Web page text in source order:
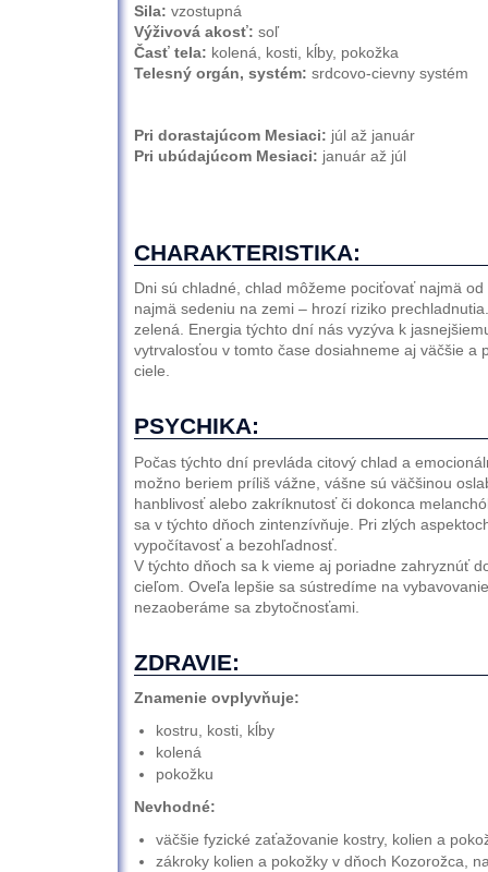
Sila: vzostupná
Výživová akosť: soľ
Časť tela: kolená, kosti, kĺby, pokožka
Telesný orgán, systém: srdcovo-cievny systém
Pri dorastajúcom Mesiaci: júl až január
Pri ubúdajúcom Mesiaci: január až júl
CHARAKTERISTIKA:
Dni sú chladné, chlad môžeme pociťovať najmä
najmä sedeniu na zemi – hrozí riziko
zelená. Energia týchto dní nás vyzýva k
vytrvalosťou v tomto čase dosiahneme aj väčšie a
ciele.
PSYCHIKA:
Počas týchto dní prevláda citový chlad a
možno beriem príliš vážne, vášne sú väčšinou
hanblivosť alebo zakríknutosť či dokonca
sa v týchto dňoch zintenzívňuje. Pri zlých
vypočítavosť a bezohľadnosť.
V týchto dňoch sa k vieme aj poriadne zahryznúť
cieľom. Oveľa lepšie sa sústredíme na
nezaoberáme sa zbytočnosťami.
ZDRAVIE:
Znamenie ovplyvňuje:
kostru, kosti, kĺby
kolená
pokožku
Nevhodné:
väčšie fyzické zaťažovanie kostry, kolien a
zákroky kolien a pokožky v dňoch Kozorožca,